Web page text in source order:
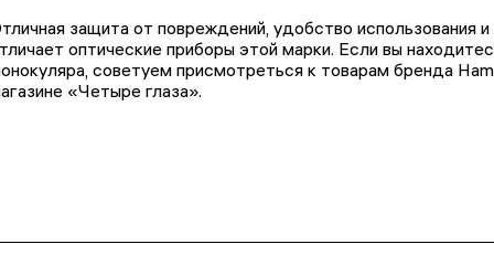
защита от повреждений, удобство использования
оптические приборы этой марки. Если вы
советуем присмотреться к товарам бренда
«Четыре глаза».